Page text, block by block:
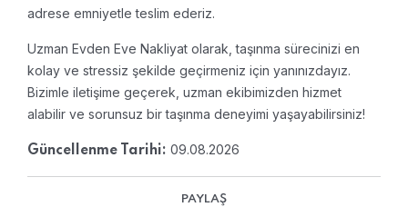
adrese emniyetle teslim ederiz.
Uzman Evden Eve Nakliyat olarak, taşınma sürecinizi en
kolay ve stressiz şekilde geçirmeniz için yanınızdayız.
Bizimle iletişime geçerek, uzman ekibimizden hizmet
alabilir ve sorunsuz bir taşınma deneyimi yaşayabilirsiniz!
Güncellenme Tarihi: 09.08.2026
PAYLAŞ